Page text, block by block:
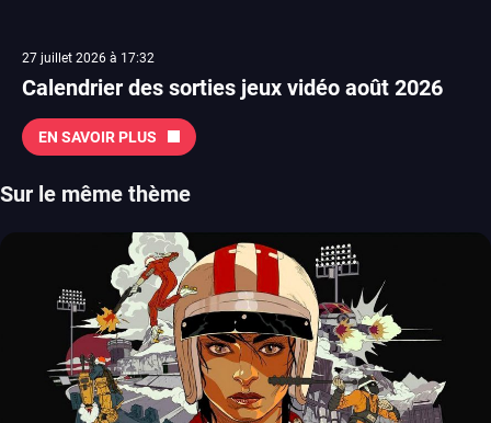
27 juillet 2026 à 17:32
Calendrier des sorties jeux vidéo août 2026
EN SAVOIR PLUS
Sur le même thème